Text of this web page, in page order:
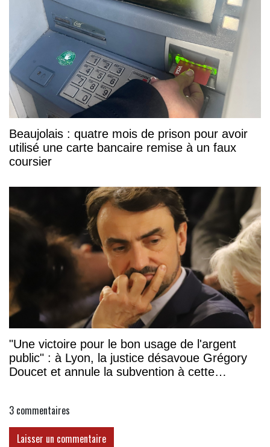
Beaujolais : quatre mois de prison pour avoir
utilisé une carte bancaire remise à un faux
coursier
"Une victoire pour le bon usage de l'argent
public" : à Lyon, la justice désavoue Grégory
Doucet et annule la subvention à cette
3 commentaires
Laisser un commentaire